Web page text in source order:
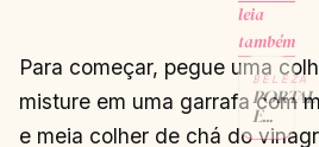
leia
também
BELEZA
PORTAL
E
Para começar, pegue uma
misture em uma garrafa com
e meia colher de chá do